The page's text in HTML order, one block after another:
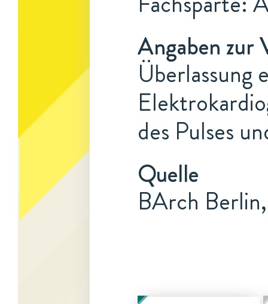
Angaben zur
Überlassung
des Pulses
Quelle
BArch